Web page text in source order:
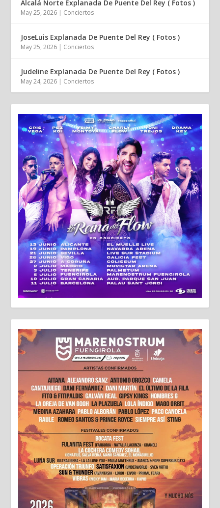
Alcalá Norte Explanada De Puente Del Rey ( Fotos )
May 25, 2026 | Conciertos
JoseLuis Explanada De Puente Del Rey ( Fotos )
May 25, 2026 | Conciertos
Judeline Explanada De Puente Del Rey ( Fotos )
May 24, 2026 | Conciertos